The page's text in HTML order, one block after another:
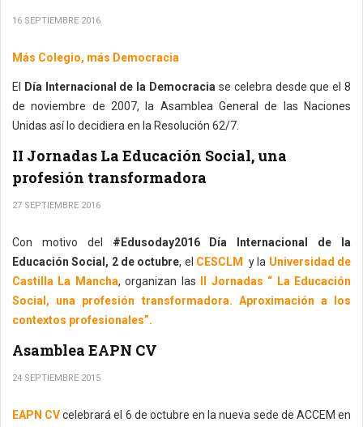
16 SEPTIEMBRE 2016
Más Colegio, más Democracia
El Día Internacional de la Democracia se celebra desde que el 8
de noviembre de 2007, la Asamblea General de las Naciones
Unidas así lo decidiera en la Resolución 62/7.
II Jornadas La Educación Social, una
profesión transformadora
27 SEPTIEMBRE 2016
Con motivo del #Edusoday2016 Día Internacional de la
Educación Social, 2 de octubre, el CESCLM y la Universidad de
Castilla La Mancha, organizan las II Jornadas “ La Educación
Social, una profesión transformadora. Aproximación a los
contextos profesionales”.
Asamblea EAPN CV
24 SEPTIEMBRE 2015
EAPN CVcelebrará el 6 de octubre en la nueva sede de ACCEM en